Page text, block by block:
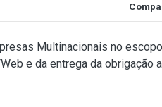
Multinacionais no
e da entrega da obrigação